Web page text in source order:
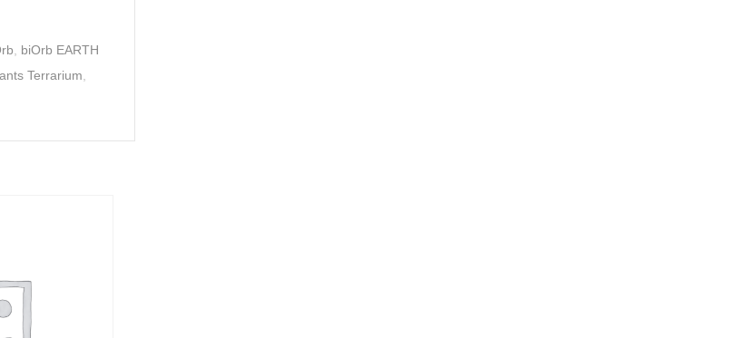
biOrb EARTH
Terrarium